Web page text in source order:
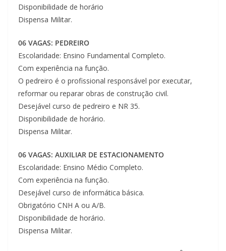
Disponibilidade de horário
Dispensa Militar.
06 VAGAS: PEDREIRO
Escolaridade: Ensino Fundamental Completo.
Com experiência na função.
O pedreiro é o profissional responsável por executar,
reformar ou reparar obras de construção civil.
Desejável curso de pedreiro e NR 35.
Disponibilidade de horário.
Dispensa Militar.
06 VAGAS: AUXILIAR DE ESTACIONAMENTO
Escolaridade: Ensino Médio Completo.
Com experiência na função.
Desejável curso de informática básica.
Obrigatório CNH A ou A/B.
Disponibilidade de horário.
Dispensa Militar.